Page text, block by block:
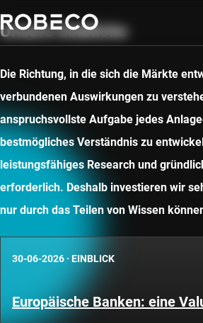
Unsere Einblicke
Die Richtung, in die sich die Märkte
verbundenen Auswirkungen zu
anspruchsvollste Aufgabe jedes
bestmögliches Verständnis zu
leistungsfähiges Research und
erforderlich. Deshalb investieren wir
nur durch das Teilen von Wissen
30-06-2026 · EINBLICK
Europäische Banken: eine